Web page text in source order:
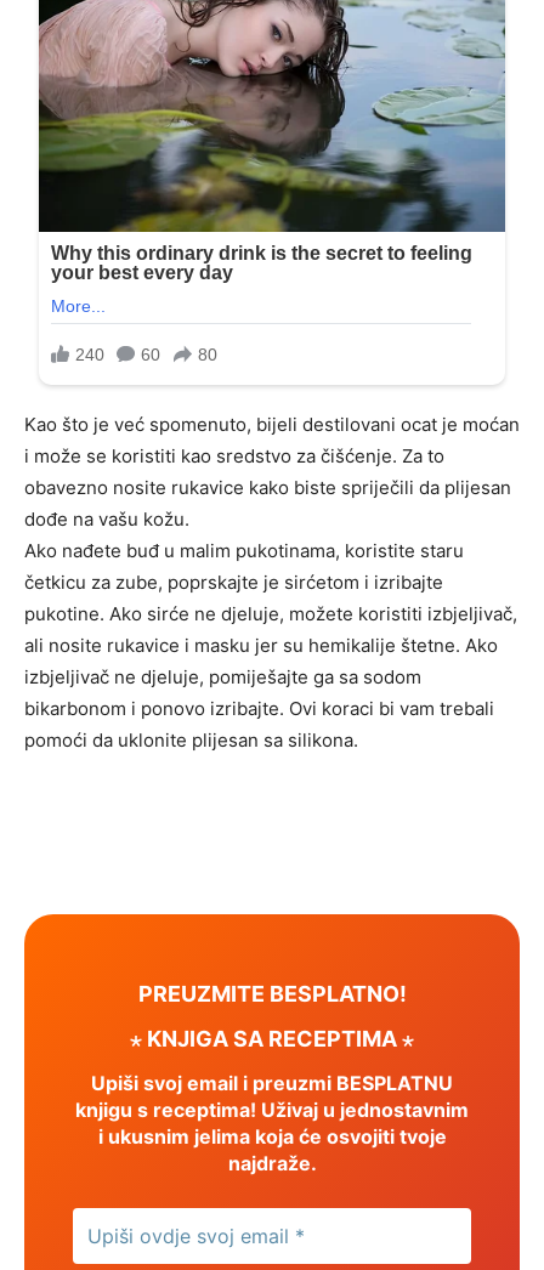
Kao što je već spomenuto, bijeli destilovani ocat je moćan
i može se koristiti kao sredstvo za čišćenje. Za to
obavezno nosite rukavice kako biste spriječili da plijesan
dođe na vašu kožu.
Ako nađete buđ u malim pukotinama, koristite staru
četkicu za zube, poprskajte je sirćetom i izribajte
pukotine. Ako sirće ne djeluje, možete koristiti izbjeljivač,
ali nosite rukavice i masku jer su hemikalije štetne. Ako
izbjeljivač ne djeluje, pomiješajte ga sa sodom
bikarbonom i ponovo izribajte. Ovi koraci bi vam trebali
pomoći da uklonite plijesan sa silikona.
PREUZMITE BESPLATNO!
⋆ KNJIGA SA RECEPTIMA ⋆
Upiši svoj email i preuzmi BESPLATNU
knjigu s receptima! Uživaj u jednostavnim
i ukusnim jelima koja će osvojiti tvoje
najdraže.